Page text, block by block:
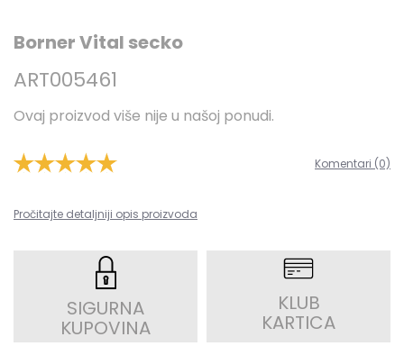
Borner Vital secko
ART005461
Ovaj proizvod više nije u našoj ponudi.
Komentari (0)
Pročitajte detaljniji opis proizvoda
SIGURNA
KUPOVINA
KLUB
KARTICA